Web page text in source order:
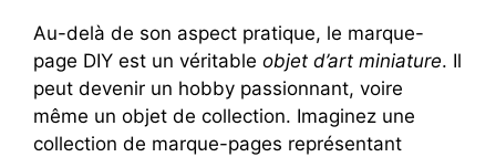
Au-delà de son aspect pratique, le marque-
page DIY est un véritable objet d’art miniature. Il
peut devenir un hobby passionnant, voire
même un objet de collection. Imaginez une
collection de marque-pages représentant